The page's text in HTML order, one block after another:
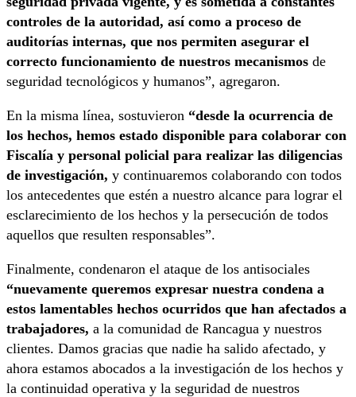
controles de la autoridad, así como a proceso de
auditorías internas, que nos permiten asegurar el
correcto funcionamiento de nuestros mecanismos de
seguridad tecnológicos y humanos”, agregaron.
En la misma línea, sostuvieron “desde la ocurrencia de
los hechos, hemos estado disponible para colaborar con
Fiscalía y personal policial para realizar las diligencias
de investigación, y continuaremos colaborando con todos
los antecedentes que estén a nuestro alcance para lograr el
esclarecimiento de los hechos y la persecución de todos
aquellos que resulten responsables”.
Finalmente, condenaron el ataque de los antisociales
“nuevamente queremos expresar nuestra condena a
estos lamentables hechos ocurridos que han afectados a
trabajadores, a la comunidad de Rancagua y nuestros
clientes. Damos gracias que nadie ha salido afectado, y
ahora estamos abocados a la investigación de los hechos y
la continuidad operativa y la seguridad de nuestros